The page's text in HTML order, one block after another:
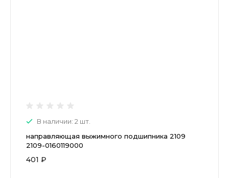
В наличии: 2 шт.
направляющая выжимного подшипника 2109
2109-0160119000
401 ₽